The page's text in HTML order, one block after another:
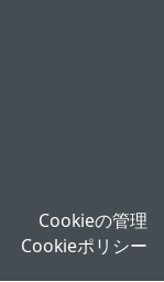
Cookieの管理
Cookieポリシー